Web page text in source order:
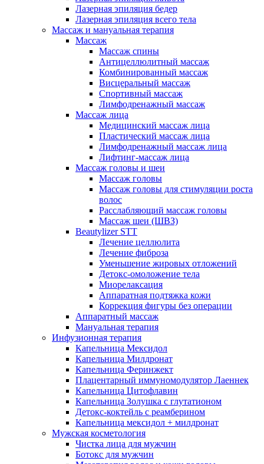
Лазерная эпиляция бедер
Лазерная эпиляция всего тела
Массаж и мануальная терапия
Массаж
Массаж спины
Антицеллюлитный массаж
Комбинированный массаж
Висцеральный массаж
Спортивный массаж
Лимфодренажный массаж
Массаж лица
Медицинский массаж лица
Пластический массаж лица
Лимфодренажный массаж лица
Лифтинг-массаж лица
Массаж головы и шеи
Массаж головы
Массаж головы для стимуляции роста
волос
Расслабляющий массаж головы
Массаж шеи (ШВЗ)
Beautylizer STT
Лечение целлюлита
Лечение фиброза
Уменьшение жировых отложений
Детокс-омоложение тела
Миорелаксация
Аппаратная подтяжка кожи
Коррекция фигуры без операции
Аппаратный массаж
Мануальная терапия
Инфузионная терапия
Капельница Мексидол
Капельница Милдронат
Капельница Феринжект
Плацентарный иммуномодулятор Лаеннек
Капельница Цитофлавин
Капельница Золушка с глутатионом
Детокс-коктейль с реамберином
Капельница мексидол + милдронат
Мужская косметология
Чистка лица для мужчин
Ботокс для мужчин